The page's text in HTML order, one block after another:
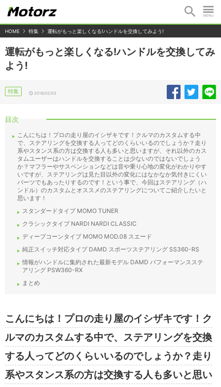
HOME 特集 運転がもっと楽しくなる!ハンドルを交換してみよう!
運転がもっと楽しくなる!ハンドルを交換してみ
よう!
特集 2019/02/03
目次
こんにちは！プロの走り屋のイシザキです！クルマのカスタムする中
で、ステアリングを交換する人ってどのくらいいるのでしょうか？走り
系やスタンス系の方は交換する人も多いと思いますが、それ以外のカス
タムユーザーはハンドルを交換することは少ないのではないでしょう
か？マフラーやサスペンションなどは音や乗り心地の変化がわかりやす
いですが、ステアリングは見た目以外の変化にはなかなか気付きにくい
パーツでもあったりするのです！という事で、今回はステアリング（ハ
ンドル）のカスタムとオススメのステアリングについてご紹介したいと
思います！
スタンダードタイプ MOMO TUNER
クラシックタイプ NARDI NARDI CLASSIC
ディープコーンタイプ MOMO MOD.08 スエード
純正スイッチ対応タイプ DAMD スポーツステアリング SS360-RS
情報がハンドルに集約された最新モデル DAMD パフォーマンスステ
アリング PSW360-RX
まとめ
こんにちは！プロの走り屋のイシザキです！ク
ルマのカスタムする中で、ステアリングを交換
する人ってどのくらいいるのでしょうか？走り
系やスタンス系の方は交換する人も多いと思い